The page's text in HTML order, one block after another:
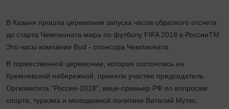
В Казани прошла церемония запуска часов обратного отсчета
до старта Чемпионата мира по футболу FIFA 2018 в РоссииTM.​
Это часы компании Bud - спонсора Чемпионата.
В торжественной церемонии, которая состоялась на
Кремлевской набережной, приняли участие председатель
Оргкомитета "Россия-2018", вице-премьер РФ по вопросам
спорта, туризма и молодежной политики Виталий Мутко,